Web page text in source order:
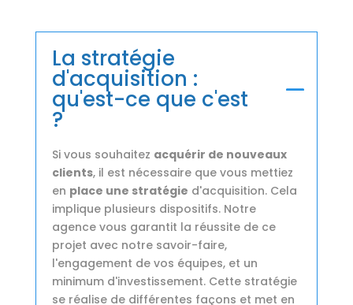
La stratégie
d'acquisition :
qu'est-ce que c'est
?
Si vous souhaitez acquérir de nouveaux
clients, il est nécessaire que vous mettiez
en place une stratégie d'acquisition. Cela
implique plusieurs dispositifs. Notre
agence vous garantit la réussite de ce
projet avec notre savoir-faire,
l'engagement de vos équipes, et un
minimum d'investissement. Cette stratégie
se réalise de différentes façons et met en